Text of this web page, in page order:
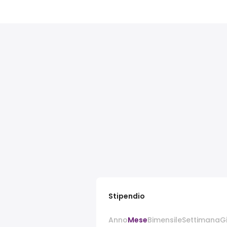
Stipendio
AnnoMeseBimensileSettimana